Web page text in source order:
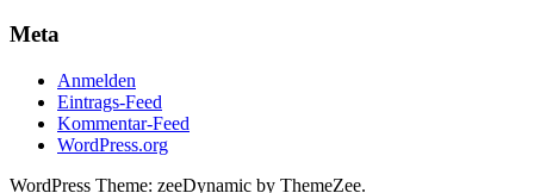
Meta
Anmelden
Eintrags-Feed
Kommentar-Feed
WordPress.org
WordPress Theme: zeeDynamic by ThemeZee.